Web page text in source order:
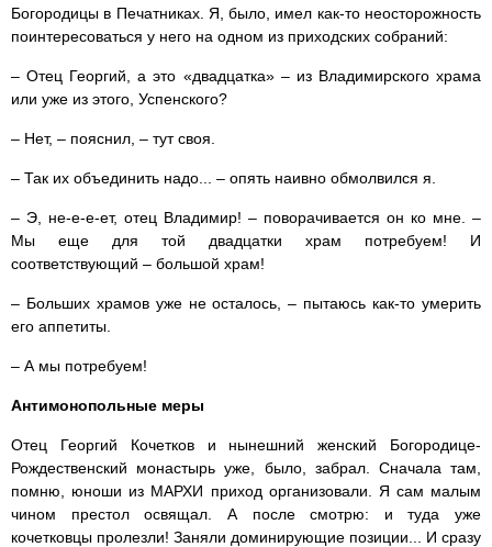
Богородицы в Печатниках. Я, было, имел как-то неосторожность
поинтересоваться у него на одном из приходских собраний:
– Отец Георгий, а это «двадцатка» – из Владимирского храма
или уже из этого, Успенского?
– Нет, – пояснил, – тут своя.
– Так их объединить надо... – опять наивно обмолвился я.
– Э, не-е-е-ет, отец Владимир! – поворачивается он ко мне. –
Мы еще для той двадцатки храм потребуем! И
соответствующий – большой храм!
– Больших храмов уже не осталось, – пытаюсь как-то умерить
его аппетиты.
– А мы потребуем!
Антимонопольные меры
Отец Георгий Кочетков и нынешний женский Богородице-
Рождественский монастырь уже, было, забрал. Сначала там,
помню, юноши из МАРХИ приход организовали. Я сам малым
чином престол освящал. А после смотрю: и туда уже
кочетковцы пролезли! Заняли доминирующие позиции... И сразу